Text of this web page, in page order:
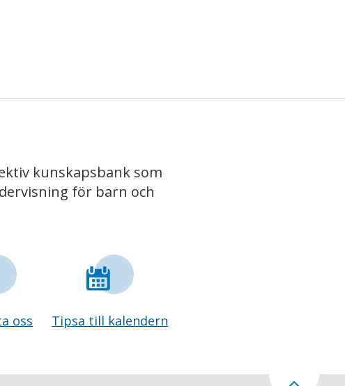
kunskapsbank som
för barn och
oss Tipsa till kalendern